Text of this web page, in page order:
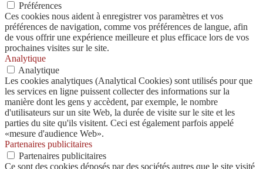
Préférences
Ces cookies nous aident à enregistrer vos paramètres et vos
préférences de navigation, comme vos préférences de langue, afin
de vous offrir une expérience meilleure et plus efficace lors de vos
prochaines visites sur le site.
Analytique
Analytique
Les cookies analytiques (Analytical Cookies) sont utilisés pour que
les services en ligne puissent collecter des informations sur la
manière dont les gens y accèdent, par exemple, le nombre
d'utilisateurs sur un site Web, la durée de visite sur le site et les
parties du site qu'ils visitent. Ceci est également parfois appelé
«mesure d'audience Web».
Partenaires publicitaires
Partenaires publicitaires
Ce sont des cookies déposés par des sociétés autres que le site visité